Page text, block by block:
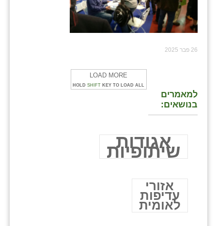
26 פבר 2025
LOAD MORE
HOLD SHIFT KEY TO LOAD ALL
למאמרים
בנושאים:
אגודות
שיתופיות
אזורי
עדיפות
לאומית